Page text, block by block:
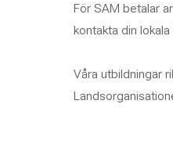
För SAM betalar
kontakta din
Våra utbildningar